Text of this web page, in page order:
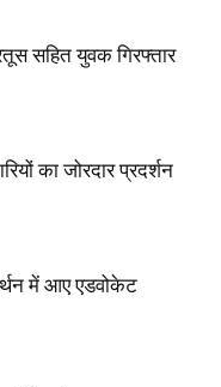
सहित युवक गिरफ्तार
का जोरदार प्रदर्शन
में आए एडवोकेट